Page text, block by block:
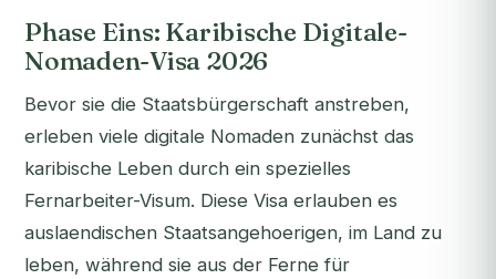
Phase Eins: Karibische Digitale-
Nomaden-Visa 2026
Bevor sie die Staatsbürgerschaft anstreben,
erleben viele digitale Nomaden zunächst das
karibische Leben durch ein spezielles
Fernarbeiter-Visum. Diese Visa erlauben es
auslaendischen Staatsangehoerigen, im Land zu
leben, während sie aus der Ferne für